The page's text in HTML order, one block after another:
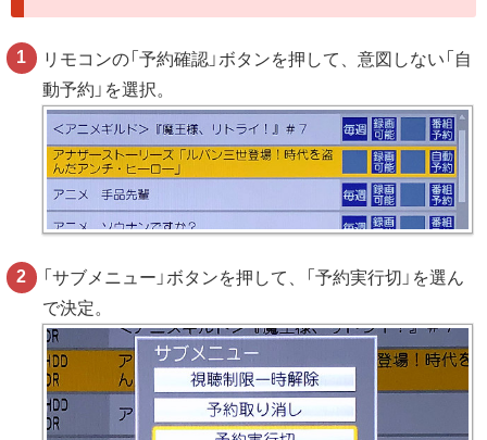
リモコンの「予約確認」ボタンを押して、意図しない「自
動予約」を選択。
「サブメニュー」ボタンを押して、「予約実行切」を選ん
で決定。